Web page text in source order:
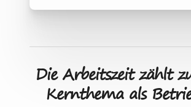
Die Arbeitszeit zählt
Kernthema als